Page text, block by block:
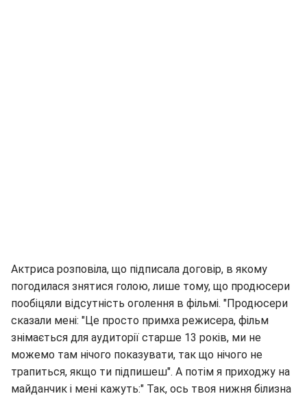
Актриса розповіла, що підписала договір, в якому
погодилася знятися голою, лише тому, що продюсери
пообіцяли відсутність оголення в фільмі. "Продюсери
сказали мені: "Це просто примха режисера, фільм
знімається для аудиторії старше 13 років, ми не
можемо там нічого показувати, так що нічого не
трапиться, якщо ти підпишеш". А потім я приходжу на
майданчик і мені кажуть:" Так, ось твоя нижня білизна